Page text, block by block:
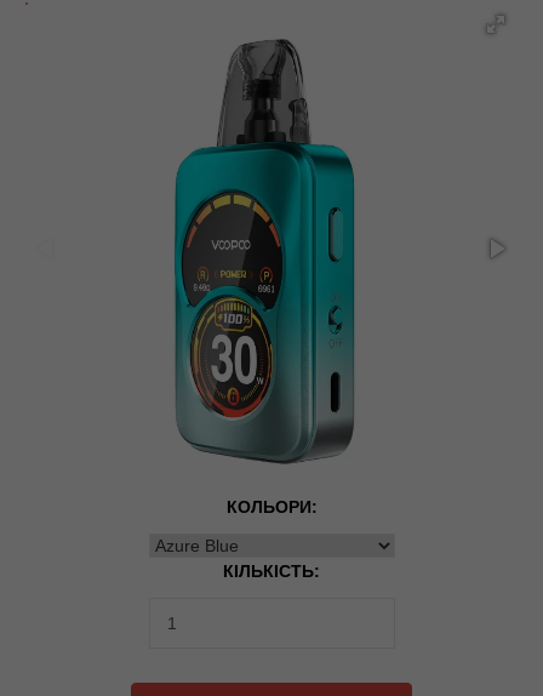
КОЛЬОРИ:
КІЛЬКІСТЬ: